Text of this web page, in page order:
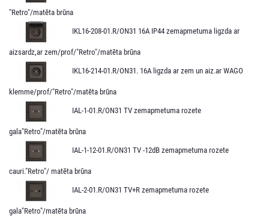
"Retro"/matēta brūna
IKL16-208-01.R/ON31 16A IP44 zemapmetuma ligzda ar
aizsardz,ar zem/prof/"Retro"/matēta brūna
IKL16-214-01.R/ON31. 16A ligzda ar zem un aiz.ar WAGO
klemme/prof/"Retro"/matēta brūna
IAL-1-01.R/ON31 TV zemapmetuma rozete
gala"Retro"/matēta brūna
IAL-1-12-01.R/ON31 TV -12dB zemapmetuma rozete
cauri."Retro"/ matēta brūna
IAL-2-01.R/ON31 TV+R zemapmetuma rozete
gala"Retro"/matēta brūna